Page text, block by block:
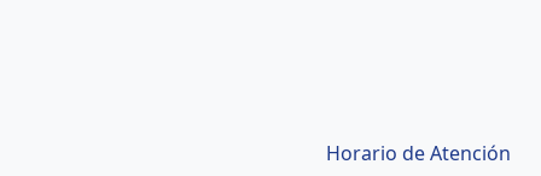
Horario de Atención